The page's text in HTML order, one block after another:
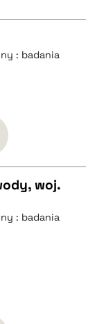
: badania
woj.
: badania